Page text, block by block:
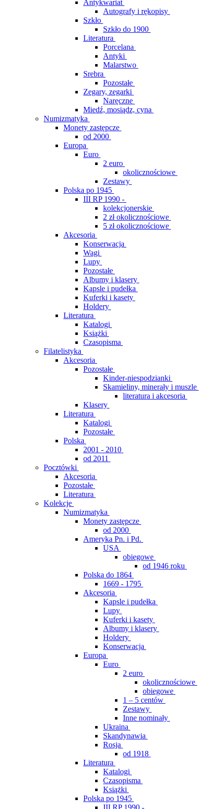
Antykwariat
Autografy i rękopisy
Szkło
Szkło do 1900
Literatura
Porcelana
Antyki
Malarstwo
Srebra
Pozostałe
Zegary, zegarki
Naręczne
Miedź, mosiądz, cyna
Numizmatyka
Monety zastępcze
od 2000
Europa
Euro
2 euro
okolicznościowe
Zestawy
Polska po 1945
III RP 1990 -
kolekcjonerskie
2 zł okolicznościowe
5 zł okolicznościowe
Akcesoria
Konserwacja
Wagi
Lupy
Pozostałe
Albumy i klasery
Kapsle i pudełka
Kuferki i kasety
Holdery
Literatura
Katalogi
Książki
Czasopisma
Filatelistyka
Akcesoria
Pozostałe
Kinder-niespodzianki
Skamieliny, minerały i muszle
literatura i akcesoria
Klasery
Literatura
Katalogi
Pozostałe
Polska
2001 - 2010
od 2011
Pocztówki
Akcesoria
Pozostałe
Literatura
Kolekcje
Numizmatyka
Monety zastępcze
od 2000
Ameryka Pn. i Pd.
USA
obiegowe
od 1946 roku
Polska do 1864
1669 - 1795
Akcesoria
Kapsle i pudełka
Lupy
Kuferki i kasety
Albumy i klasery
Holdery
Konserwacja
Europa
Euro
2 euro
okolicznościowe
obiegowe
1 – 5 centów
Zestawy
Inne nominały
Ukraina
Skandynawia
Rosja
od 1918
Literatura
Katalogi
Czasopisma
Książki
Polska po 1945
III RP 1990 -